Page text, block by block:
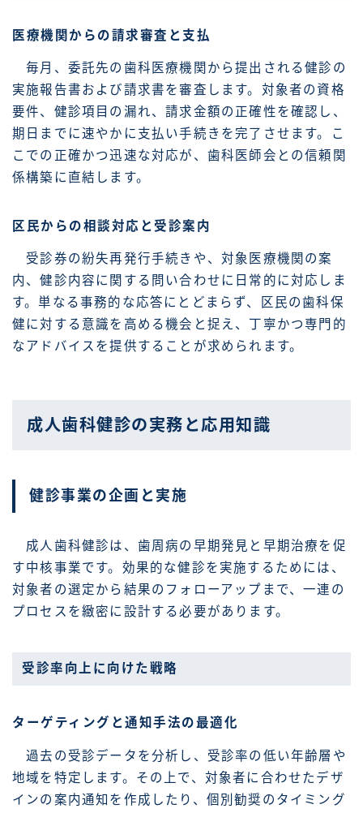
医療機関からの請求審査と支払
毎月、委託先の歯科医療機関から提出される健診の
実施報告書および請求書を審査します。対象者の資格
要件、健診項目の漏れ、請求金額の正確性を確認し、
期日までに速やかに支払い手続きを完了させます。こ
こでの正確かつ迅速な対応が、歯科医師会との信頼関
係構築に直結します。
区民からの相談対応と受診案内
受診券の紛失再発行手続きや、対象医療機関の案
内、健診内容に関する問い合わせに日常的に対応しま
す。単なる事務的な応答にとどまらず、区民の歯科保
健に対する意識を高める機会と捉え、丁寧かつ専門的
なアドバイスを提供することが求められます。
成人歯科健診の実務と応用知識
健診事業の企画と実施
成人歯科健診は、歯周病の早期発見と早期治療を促
す中核事業です。効果的な健診を実施するためには、
対象者の選定から結果のフォローアップまで、一連の
プロセスを緻密に設計する必要があります。
受診率向上に向けた戦略
ターゲティングと通知手法の最適化
過去の受診データを分析し、受診率の低い年齢層や
地域を特定します。その上で、対象者に合わせたデザ
インの案内通知を作成したり、個別勧奨のタイミング